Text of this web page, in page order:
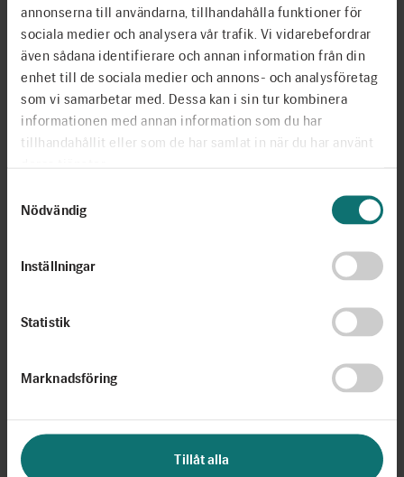
annonserna till användarna, tillhandahålla funktioner för
sociala medier och analysera vår trafik. Vi vidarebefordrar
även sådana identifierare och annan information från din
enhet till de sociala medier och annons- och analysföretag
som vi samarbetar med. Dessa kan i sin tur kombinera
informationen med annan information som du har
tillhandahållit eller som de har samlat in när du har använt
Nödvändig
Inställningar
Statistik
Marknadsföring
Tillåt alla
Årsredovisning och revisionsberättelse 2024
utbildningscenter i Malmö för besöksversioner. Vid årets slut
skolprogram som lärarna genomför med sina elever. I början
av 2024 beslutade Berättarministeriets styrelse om att